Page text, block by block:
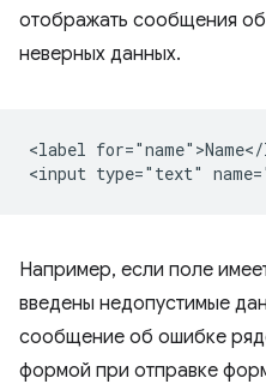
отображать сообщения
неверных данных.
<label
Например, если поле
введены недопустимые
сообщение об ошибке
формой при отправке